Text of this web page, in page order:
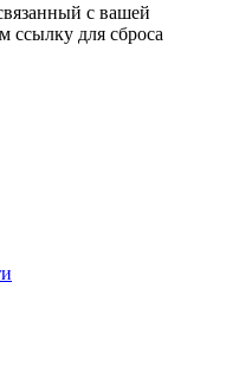
с вашей
ссылку для сброса